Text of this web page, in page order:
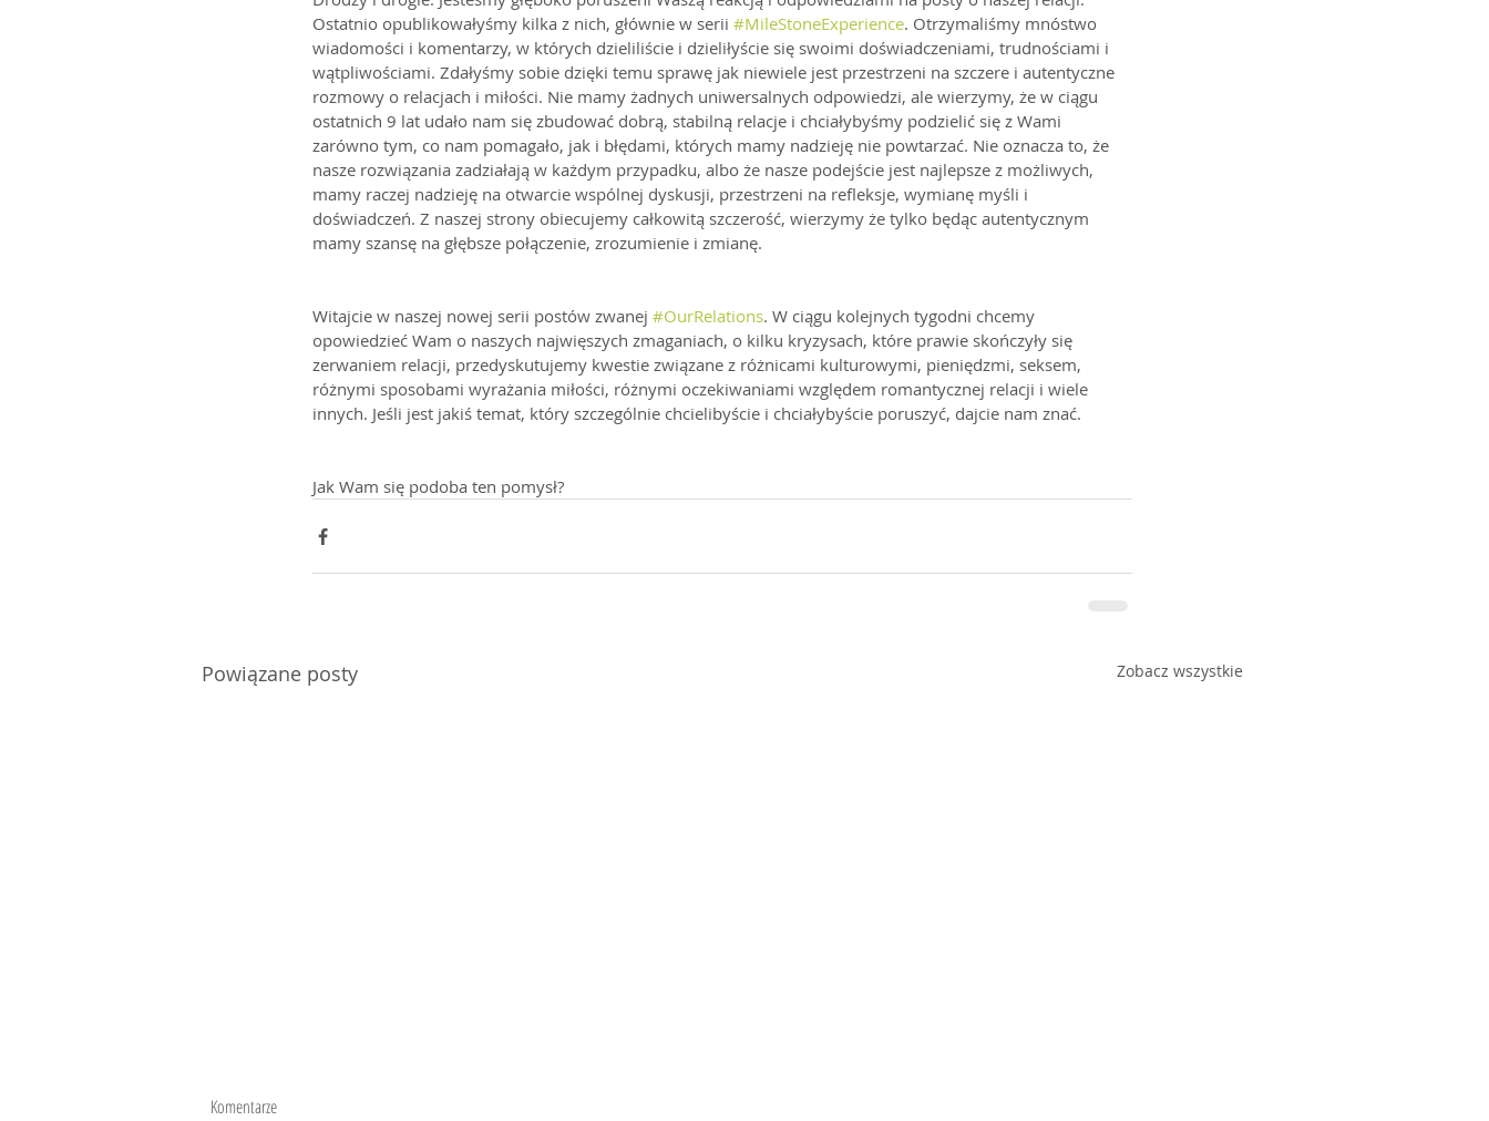
Ostatnio opublikowałyśmy kilka z nich, głównie w serii #MileStoneExperience. Otrzymaliśmy mnóstwo
wiadomości i komentarzy, w których dzieliliście i dzieliłyście się swoimi doświadczeniami, trudnościami i
wątpliwościami. Zdałyśmy sobie dzięki temu sprawę jak niewiele jest przestrzeni na szczere i autentyczne
rozmowy o relacjach i miłości. Nie mamy żadnych uniwersalnych odpowiedzi, ale wierzymy, że w ciągu
ostatnich 9 lat udało nam się zbudować dobrą, stabilną relacje i chciałybyśmy podzielić się z Wami
zarówno tym, co nam pomagało, jak i błędami, których mamy nadzieję nie powtarzać. Nie oznacza to, że
nasze rozwiązania zadziałają w każdym przypadku, albo że nasze podejście jest najlepsze z możliwych,
mamy raczej nadzieję na otwarcie wspólnej dyskusji, przestrzeni na refleksje, wymianę myśli i
doświadczeń. Z naszej strony obiecujemy całkowitą szczerość, wierzymy że tylko będąc autentycznym
mamy szansę na głębsze połączenie, zrozumienie i zmianę.
Witajcie w naszej nowej serii postów zwanej #OurRelations. W ciągu kolejnych tygodni chcemy
opowiedzieć Wam o naszych najwięszych zmaganiach, o kilku kryzysach, które prawie skończyły się
zerwaniem relacji, przedyskutujemy kwestie związane z różnicami kulturowymi, pieniędzmi, seksem,
różnymi sposobami wyrażania miłości, różnymi oczekiwaniami względem romantycznej relacji i wiele
innych. Jeśli jest jakiś temat, który szczególnie chcielibyście i chciałybyście poruszyć, dajcie nam znać.
Jak Wam się podoba ten pomysł?
Powiązane posty Zobacz wszystkie
Komentarze